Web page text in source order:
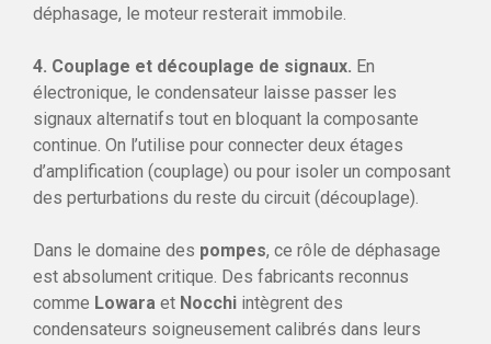
déphasage, le moteur resterait immobile.
4. Couplage et découplage de signaux. En
électronique, le condensateur laisse passer les
signaux alternatifs tout en bloquant la composante
continue. On l’utilise pour connecter deux étages
d’amplification (couplage) ou pour isoler un composant
des perturbations du reste du circuit (découplage).
Dans le domaine des pompes, ce rôle de déphasage
est absolument critique. Des fabricants reconnus
comme Lowara et Nocchi intègrent des
condensateurs soigneusement calibrés dans leurs